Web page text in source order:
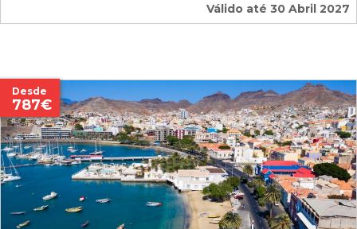
Válido até 30 Abril 2027
Desde
787€